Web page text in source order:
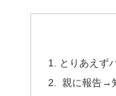
とりあえず
親に報告→